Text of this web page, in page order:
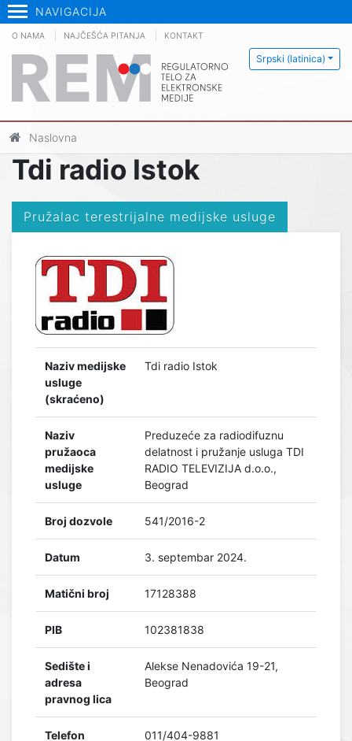
NAVIGACIJA
Srpski (latinica)
O NAMA NAJČEŠĆA PITANJA KONTAKT
Naslovna
Tdi radio Istok
Pružalac terestrijalne medijske usluge
Naziv medijske
usluge
(skraćeno)
Tdi radio Istok
Naziv
pružaoca
medijske
usluge
Preduzeće za radiodifuznu
delatnost i pružanje usluga TDI
RADIO TELEVIZIJA d.o.o.,
Beograd
Broj dozvole 541/2016-2
Datum 3. septembar 2024.
Matični broj 17128388
PIB 102381838
Sedište i
adresa
pravnog lica
Alekse Nenadovića 19-21,
Beograd
Telefon 011/404-9881